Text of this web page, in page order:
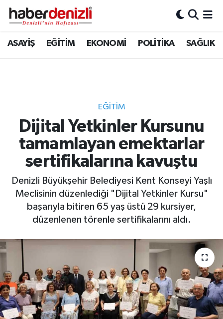
ASAYİŞ EĞİTİM EKONOMİ POLİTİKA SAĞLIK
EĞİTİM
Dijital Yetkinler Kursunu
tamamlayan emektarlar
sertifikalarına kavuştu
Denizli Büyükşehir Belediyesi Kent Konseyi Yaşlı
Meclisinin düzenlediği "Dijital Yetkinler Kursu"
başarıyla bitiren 65 yaş üstü 29 kursiyer,
düzenlenen törenle sertifikalarını aldı.
Denizli Nöbetçi Eczaneler
Tüm Manşetler
Son Dakika Haberleri
Haber Arşivi